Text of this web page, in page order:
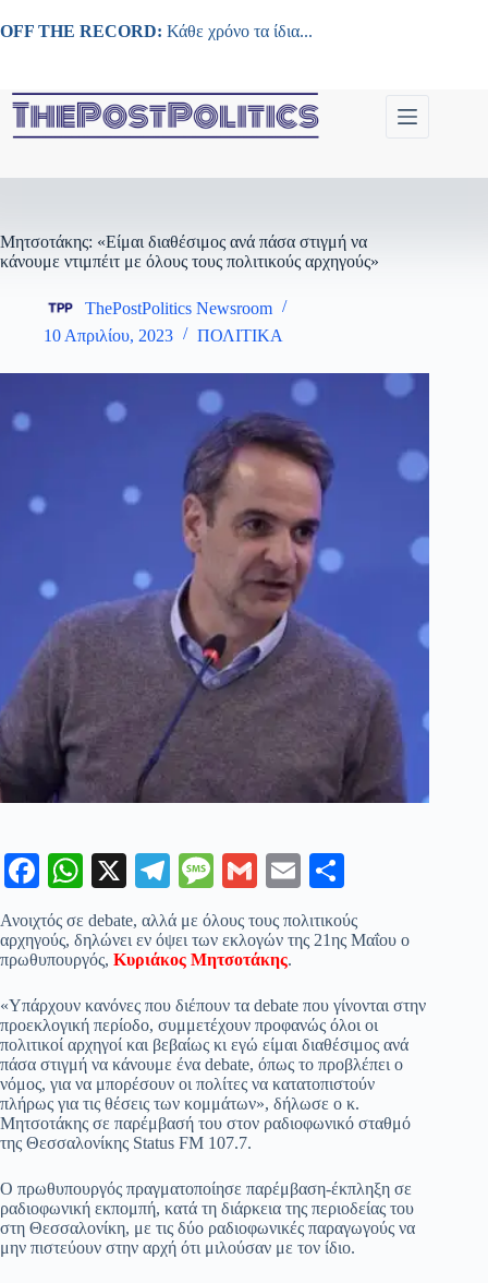
στο
OFF THE RECORD: Κάθε χρόνο τα ίδια...
Μητσοτάκης: «Είμαι διαθέσιμος ανά πάσα στιγμή να
κάνουμε ντιμπέιτ με όλους τους πολιτικούς αρχηγούς»
ThePostPolitics Newsroom
10 Απριλίου, 2023
ΠΟΛΙΤΙΚΑ
Fa
ce
bo
ok
W
ha
ts
A
pp
X
Te
le
gr
a
m
M
es
sa
ge
G
ail
E
m
ail
οι
ρ
στ
εί
τε
Ανοιχτός σε debate, αλλά με όλους τους πολιτικούς
αρχηγούς, δηλώνει εν όψει των εκλογών της 21ης Μαΐου ο
πρωθυπουργός, Κυριάκος Μητσοτάκης.
«Υπάρχουν κανόνες που διέπουν τα debate που γίνονται στην
προεκλογική περίοδο, συμμετέχουν προφανώς όλοι οι
πολιτικοί αρχηγοί και βεβαίως κι εγώ είμαι διαθέσιμος ανά
πάσα στιγμή να κάνουμε ένα debate, όπως το προβλέπει ο
νόμος, για να μπορέσουν οι πολίτες να κατατοπιστούν
πλήρως για τις θέσεις των κομμάτων», δήλωσε ο κ.
Μητσοτάκης σε παρέμβασή του στον ραδιοφωνικό σταθμό
της Θεσσαλονίκης Status FM 107.7.
Ο πρωθυπουργός πραγματοποίησε παρέμβαση-έκπληξη σε
ραδιοφωνική εκπομπή, κατά τη διάρκεια της περιοδείας του
στη Θεσσαλονίκη, με τις δύο ραδιοφωνικές παραγωγούς να
μην πιστεύουν στην αρχή ότι μιλούσαν με τον ίδιο.